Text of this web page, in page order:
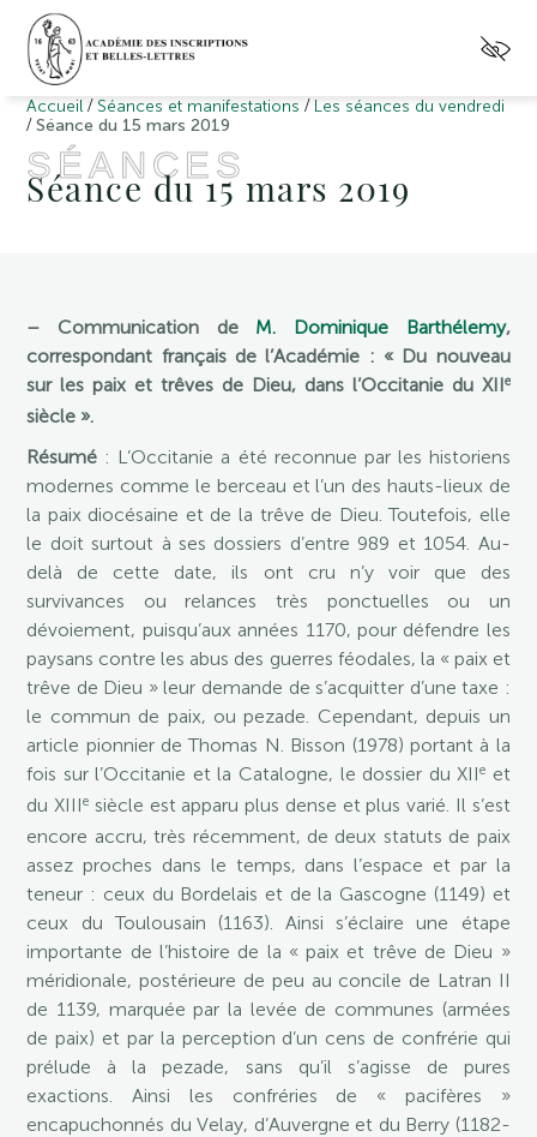
Accueil / Séances et manifestations / Les séances du vendredi
/Séance du 15 mars 2019
SÉANCES
Séance du 15 mars 2019
– Communication de M. Dominique Barthélemy,
correspondant français de l’Académie : « Du nouveau
sur les paix et trêves de Dieu, dans l’Occitanie du XIIe
siècle ».
Résumé : L’Occitanie a été reconnue par les historiens
modernes comme le berceau et l’un des hauts-lieux de
la paix diocésaine et de la trêve de Dieu. Toutefois, elle
le doit surtout à ses dossiers d’entre 989 et 1054. Au-
delà de cette date, ils ont cru n’y voir que des
survivances ou relances très ponctuelles ou un
dévoiement, puisqu’aux années 1170, pour défendre les
paysans contre les abus des guerres féodales, la « paix et
trêve de Dieu » leur demande de s’acquitter d’une taxe :
le commun de paix, ou pezade. Cependant, depuis un
article pionnier de Thomas N. Bisson (1978) portant à la
fois sur l’Occitanie et la Catalogne, le dossier du XIIe et
du XIIIe siècle est apparu plus dense et plus varié. Il s’est
encore accru, très récemment, de deux statuts de paix
assez proches dans le temps, dans l’espace et par la
teneur : ceux du Bordelais et de la Gascogne (1149) et
ceux du Toulousain (1163). Ainsi s’éclaire une étape
importante de l’histoire de la « paix et trêve de Dieu »
méridionale, postérieure de peu au concile de Latran II
de 1139, marquée par la levée de communes (armées
de paix) et par la perception d’un cens de confrérie qui
prélude à la pezade, sans qu’il s’agisse de pures
exactions. Ainsi les confréries de « pacifères »
encapuchonnés du Velay, d’Auvergne et du Berry (1182-